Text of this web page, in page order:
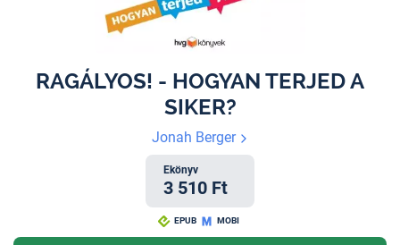
RAGÁLYOS! - HOGYAN TERJED A
SIKER?
Jonah Berger
Ekönyv
3 510 Ft
EPUB MOBI